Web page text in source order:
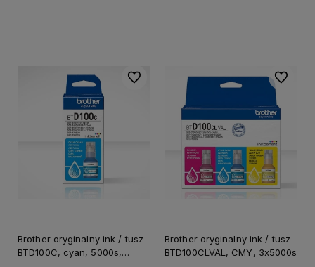
Brother oryginalny ink / tusz
BTD100C, cyan, 5000s,
Do ulubionych
Brother oryginalny ink / tusz
BTD100CLVAL, CMY, 3x5000s
Do